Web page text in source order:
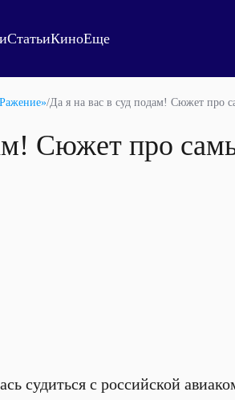
СтатьиКиноЕще
/Да я на вас в суд подам! Сюжет про
Сюжет про
судиться с российской